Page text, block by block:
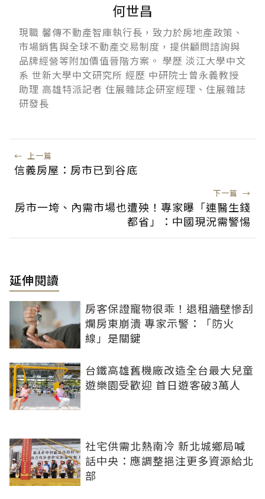
何世昌
現職 馨傳不動產智庫執行長，致力於房地產政策、
市場銷售與全球不動產交易制度，提供顧問諮詢與
品牌經營等附加價值晉階方案。 學歷 淡江大學中文
系 世新大學中文研究所 經歷 中研院士曾永義教授
助理 高雄特派記者 住展雜誌企研室經理、住展雜誌
研發長
← 上一篇
信義房屋：房市已到谷底
下一篇 →
房市一垮、內需市場也遭殃！專家曝「連醫生錢
都省」：中國現況需警惕
延伸閱讀
房客保證寵物很乖！退租牆壁慘刮
爛房東崩潰 專家示警：「防火
線」是關鍵
台鐵高雄舊機廠改造全台最大兒童
遊樂園受歡迎 首日遊客破3萬人
社宅供需北熱南冷 新北城鄉局喊
話中央：應調整挹注更多資源給北
部